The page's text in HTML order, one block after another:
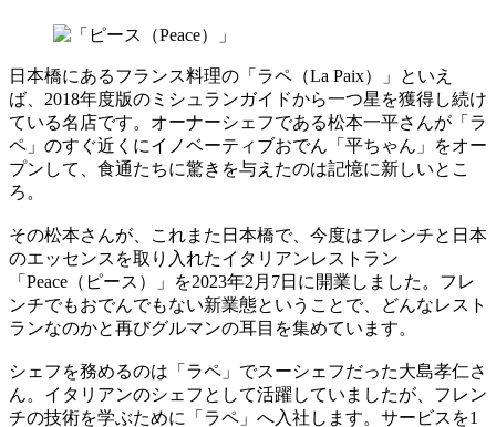
日本橋にあるフランス料理の「ラペ（La Paix）」といえ
ば、2018年度版のミシュランガイドから一つ星を獲得し続け
ている名店です。オーナーシェフである松本一平さんが「ラ
ペ」のすぐ近くにイノベーティブおでん「平ちゃん」をオー
プンして、食通たちに驚きを与えたのは記憶に新しいとこ
ろ。
その松本さんが、これまた日本橋で、今度はフレンチと日本
のエッセンスを取り入れたイタリアンレストラン
「Peace（ピース）」を2023年2月7日に開業しました。フレ
ンチでもおでんでもない新業態ということで、どんなレスト
ランなのかと再びグルマンの耳目を集めています。
シェフを務めるのは「ラペ」でスーシェフだった大島孝仁さ
ん。イタリアンのシェフとして活躍していましたが、フレン
チの技術を学ぶために「ラペ」へ入社します。サービスを1